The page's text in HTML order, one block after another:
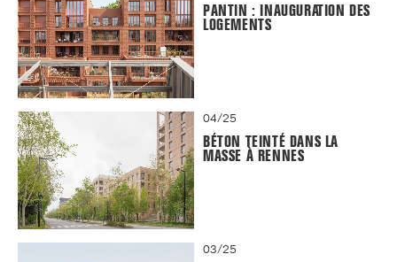
PANTIN : INAUGURATION DES
LOGEMENTS
04/25
BÉTON TEINTÉ DANS LA
MASSE À RENNES
03/25